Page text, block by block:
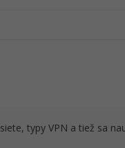
typy VPN a tiež sa